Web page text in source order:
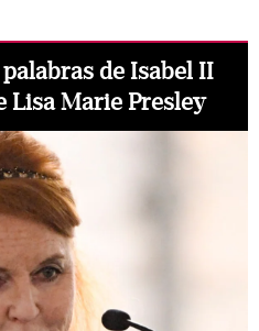
de Isabel II
Lisa Marie Presley